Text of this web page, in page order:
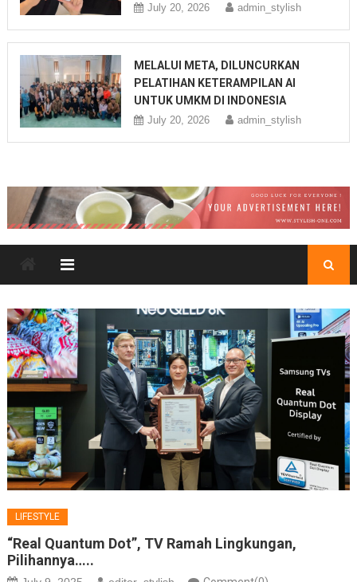
July 20, 2026 admin_stylish
MELALUI META, DILUNCURKAN
PELATIHAN KETERAMPILAN AI
UNTUK UMKM DI INDONESIA
July 20, 2026 admin_stylish
LIFESTYLE
“Real Quantum Dot”, TV Ramah Lingkungan,
Pilihannya…..